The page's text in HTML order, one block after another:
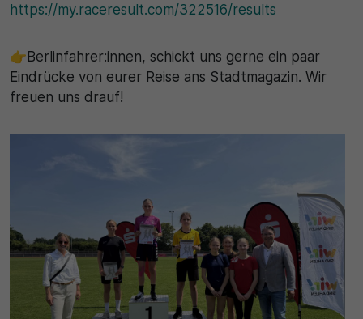
https://my.raceresult.com/322516/results
👉Berlinfahrer:innen, schickt uns gerne ein paar
Eindrücke von eurer Reise ans Stadtmagazin. Wir
freuen uns drauf!